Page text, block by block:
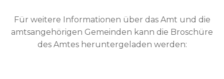
Für weitere Informationen über das Amt und die
amtsangehörigen Gemeinden kann die Broschüre
des Amtes heruntergeladen werden: